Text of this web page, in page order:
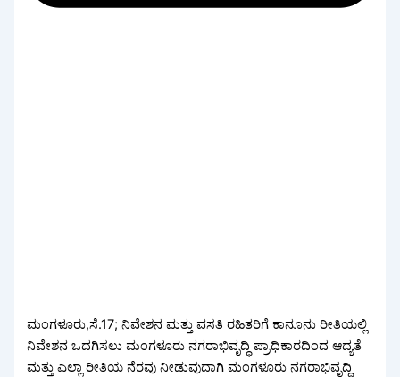
ಮಂಗಳೂರು,ಸೆ.17; ನಿವೇಶನ ಮತ್ತು ವಸತಿ ರಹಿತರಿಗೆ ಕಾನೂನು ರೀತಿಯಲ್ಲಿ
ನಿವೇಶನ ಒದಗಿಸಲು ಮಂಗಳೂರು ನಗರಾಭಿವೃದ್ಧಿ ಪ್ರಾಧಿಕಾರದಿಂದ ಆದ್ಯತೆ
ಮತ್ತು ಎಲ್ಲಾ ರೀತಿಯ ನೆರವು ನೀಡುವುದಾಗಿ ಮಂಗಳೂರು ನಗರಾಭಿವೃದ್ಧಿ